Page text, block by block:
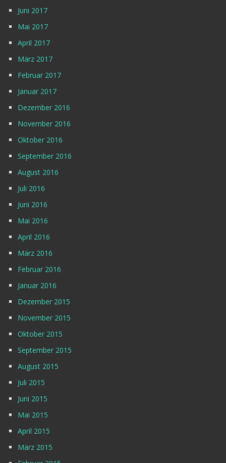
Juni 2017
Mai 2017
April 2017
März 2017
Februar 2017
Januar 2017
Dezember 2016
November 2016
Oktober 2016
September 2016
August 2016
Juli 2016
Juni 2016
Mai 2016
April 2016
März 2016
Februar 2016
Januar 2016
Dezember 2015
November 2015
Oktober 2015
September 2015
August 2015
Juli 2015
Juni 2015
Mai 2015
April 2015
März 2015